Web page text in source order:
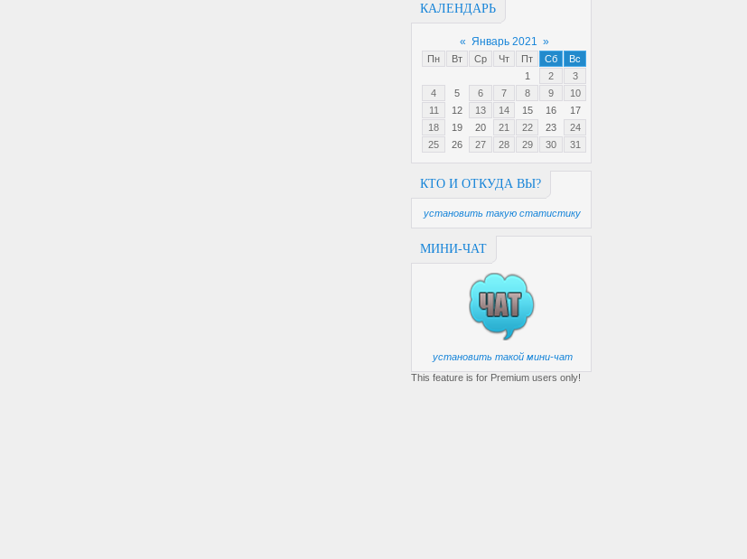
КАЛЕНДАРЬ
« Январь 2021 »
Пн Вт Ср Чт Пт Сб
Вс
1
2
3
4
5 6 7 8 9
10
11
12 13 14 15 16
17
18
19 20 21 22 23
24
25
26 27 28 29 30 31
КТО И ОТКУДА ВЫ?
установить такую статистику
МИНИ-ЧАТ
установить такой мини-чат
This feature is for Premium users only!